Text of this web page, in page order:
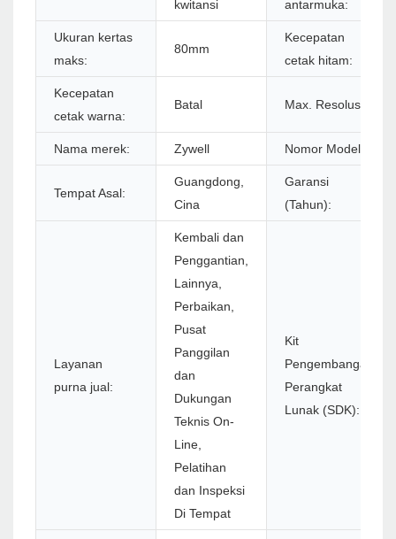
kwitansi
antarmuka:
Ukuran kertas
maks:
80mm
Kecepatan
cetak hitam:
Kecepatan
cetak warna:
Batal Max. Resolusi:
Nama merek: Zywell Nomor Model:
Tempat Asal:
Guangdong,
Cina
Garansi
(Tahun):
Layanan
purna jual:
Kembali dan
Penggantian,
Lainnya,
Perbaikan,
Pusat
Panggilan
dan
Dukungan
Teknis On-
Line,
Pelatihan
dan Inspeksi
Di Tempat
Kit
Pengembangan
Perangkat
Lunak (SDK):